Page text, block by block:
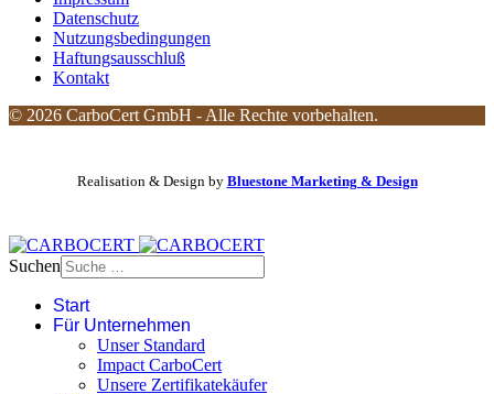
Datenschutz
Nutzungsbedingungen
Haftungsausschluß
Kontakt
© 2026 CarboCert GmbH - Alle Rechte vorbehalten.
Realisation & Design by Bluestone Marketing & Design
Suchen
Start
Für Unternehmen
Unser Standard
Impact CarboCert
Unsere Zertifikatekäufer